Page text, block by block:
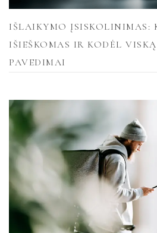
IŠLAIKYMO ĮSISKOLINIMAS:
IŠIEŠKOMAS IR KODĖL
PAVEDIMAI